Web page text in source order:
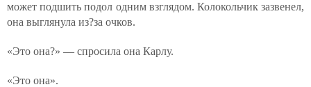
может подшить подол одним взглядом. Колокольчик зазвенел,
она выглянула из?за очков.
«Это она?» — спросила она Карлу.
«Это она».